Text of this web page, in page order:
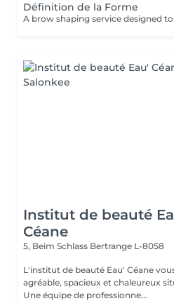
Définition de la Forme
Institut de beauté
Céane
5, Beim Schlass Bertrange L-8058
L'institut de beauté Eau' Céane
agréable, spacieux et chaleureux
Une équipe de professionne...